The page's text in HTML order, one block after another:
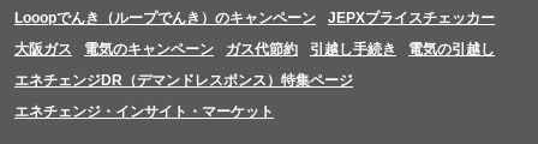
Looopでんき（ループでんき）のキャンペーン
JEPXプライスチェッカー
大阪ガス
電気のキャンペーン ガス代節約 引越し手続き
電気の引越し
エネチェンジDR（デマンドレスポンス）特集ページ
エネチェンジ・インサイト・マーケット